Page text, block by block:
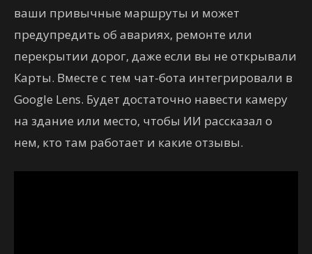
ваши привычные маршруты и может
предупредить об авариях, ремонте или
перекрытии дорог, даже если вы не открывали
Карты. Вместе с тем чат-бота интегрировали в
Google Lens. Будет достаточно навести камеру
на здание или место, чтобы ИИ рассказал о
нем, кто там работает и какие отзывы.